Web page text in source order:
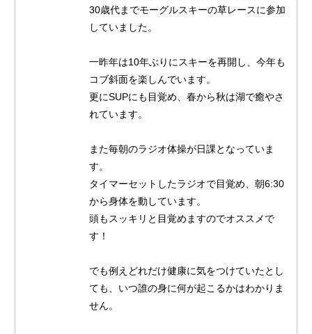
30歳代までモーグルスキーの草レースに参加
していました。
一昨年は10年ぶりにスキーを再開し、今年も
コブ斜面を楽しんでいます。
更にSUPにも目覚め、春から秋は湖で癒やさ
れています。
また毎朝のラジオ体操が日課となっていま
す。
タイマーセットしたラジオで目覚め、朝6:30
から身体を動しています。
頭もスッキリと目覚めますのでオススメで
す！
でも例えどれだけ健康に気をつけていたとし
ても、いつ誰の身に何が起こるかはわかりま
せん。